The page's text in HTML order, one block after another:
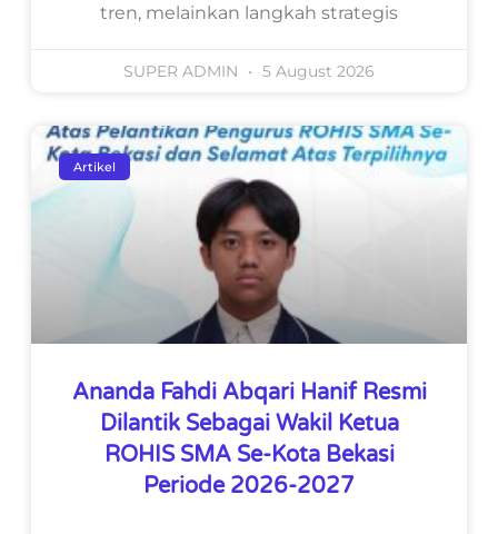
tren, melainkan langkah strategis
SUPER ADMIN 5 August 2026
Artikel
Ananda Fahdi Abqari Hanif Resmi
Dilantik Sebagai Wakil Ketua
ROHIS SMA Se-Kota Bekasi
Periode 2026-2027